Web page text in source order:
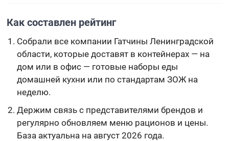
Как составлен рейтинг
Собрали все компании Гатчины Ленинградской
области, которые доставят в контейнерах — на
дом или в офис — готовые наборы еды
домашней кухни или по стандартам ЗОЖ на
неделю.
Держим связь с представителями брендов и
регулярно обновляем меню рационов и цены.
База актуальна на август 2026 года.